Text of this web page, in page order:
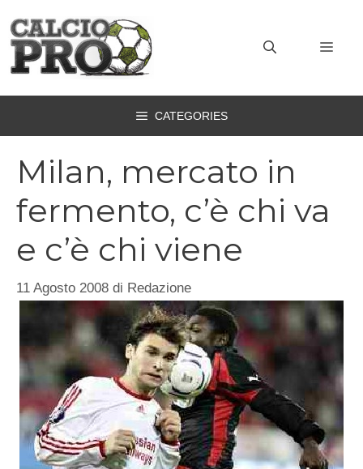
contenuto
CATEGORIES
Milan, mercato in
fermento, c’è chi va
e c’è chi viene
11 Agosto 2008 di Redazione